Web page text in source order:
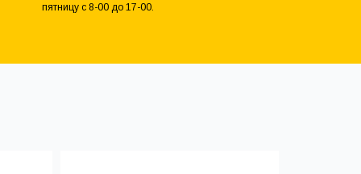
пятницу с 8-00 до 17-00.